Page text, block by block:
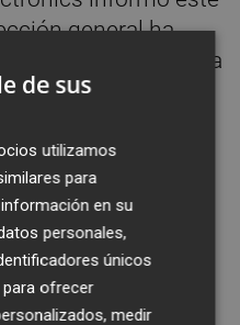
general ha
Juzgado de Paterna
producida a las
los técnicos
en la
realizada por el
de Valencia.
el consejo de
de sus
utilizamos
para
en su
personales,
únicos
para ofrecer
medir